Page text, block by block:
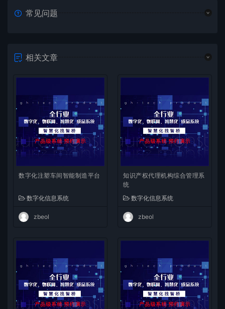
常见问题
相关文章
数字化注塑车间智能制造平台
数字化信息系统
zbeol
知识产权代理机构综合管理系
统
数字化信息系统
zbeol